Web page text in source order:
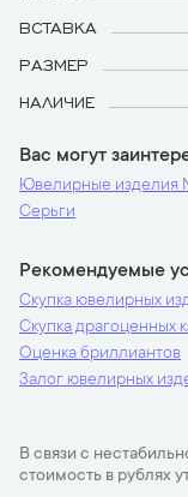
ВСТАВКА
РАЗМЕР
НАЛИЧИЕ
Вас могут
Ювелирные изделия
Серьги
Рекомендуемые
Скупка ювелирных
Скупка драгоценных
Оценка бриллиантов
Залог ювелирных
В связи с
стоимость в рублях